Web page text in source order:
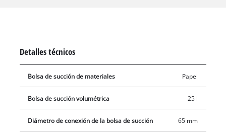
boquilla de aspiración se conecta a la abertura de la bolsa (Ø
Detalles técnicos
Bolsa de succión de materiales Papel
Bolsa de succión volumétrica 25 l
Diámetro de conexión de la bolsa de succión 65 mm